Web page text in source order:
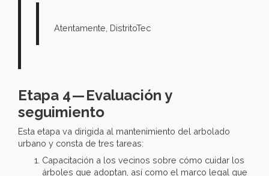
Atentamente, DistritoTec
Etapa 4 — Evaluación y
seguimiento
Esta etapa va dirigida al mantenimiento del arbolado
urbano y consta de tres tareas:
Capacitación a los vecinos sobre cómo cuidar los
árboles que adoptan, así como el marco legal que